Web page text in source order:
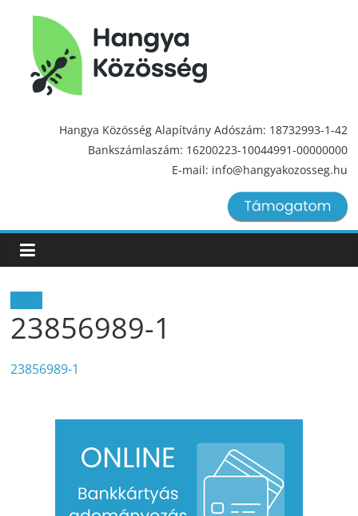
Hangya
Közösség
Hangya Közösség Alapítvány Adószám: 18732993-1-42
Bankszámlaszám: 16200223-10044991-00000000
E-mail: info@hangyakozosseg.hu
23856989-1
23856989-1